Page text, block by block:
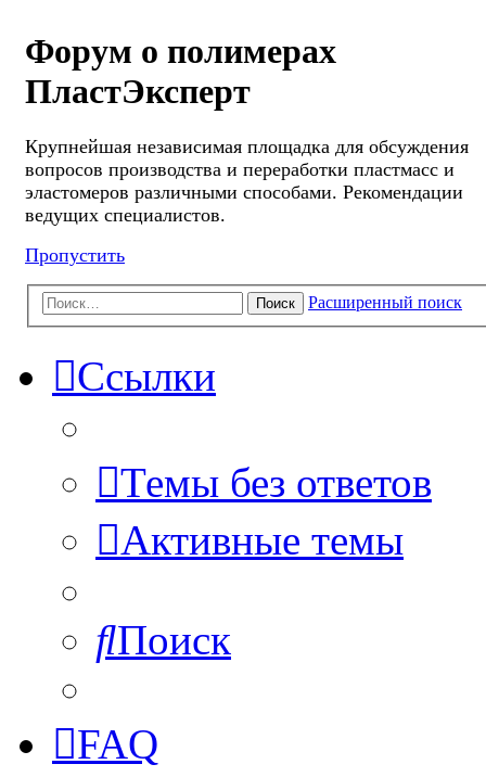
Форум о полимерах
ПластЭксперт
Крупнейшая независимая площадка для обсуждения
вопросов производства и переработки пластмасс и
эластомеров различными способами. Рекомендации
ведущих специалистов.
Пропустить
Поиск Расширенный поиск
Ссылки
Темы без ответов
Активные темы
Поиск
FAQ